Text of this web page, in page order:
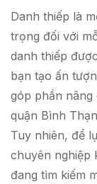
Danh thiếp là
trọng đối với
danh thiếp
bạn tạo ấn
góp phần nâng
quận Bình
Tuy nhiên, để
chuyên nghiệp
đang tìm kiếm